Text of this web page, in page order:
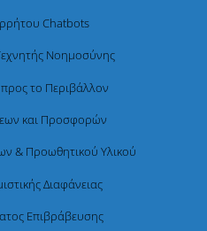
Chatbots
Νοημοσύνης
το Περιβάλλον
και Προσφορών
& Προωθητικού Υλικού
Διαφάνειας
Επιβράβευσης